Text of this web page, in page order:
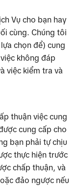
Vụ cho bạn hay
cùng. Chúng tôi
chọn để) cung
không đáp
việc kiểm tra và
thuận việc cung
cung cấp cho
bạn phải tự chịu
thực hiện trước
chấp thuận, và
đảo ngược nếu